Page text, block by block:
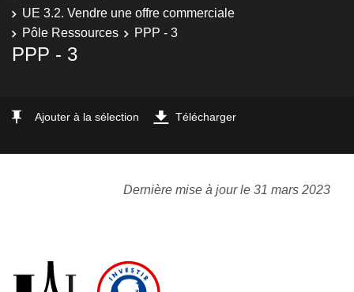
UE 3.2. Vendre une offre commerciale
Pôle Ressources
PPP - 3
PPP - 3
Ajouter à la sélection Télécharger
Dernière mise à jour le 31 mars 2023